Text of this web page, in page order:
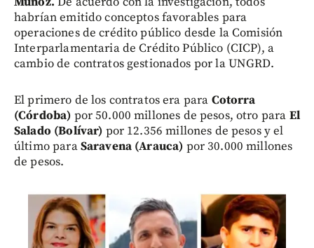
habrían emitido conceptos favorables para
operaciones de crédito público desde la Comisión
Interparlamentaria de Crédito Público (CICP), a
cambio de contratos gestionados por la UNGRD.
El primero de los contratos era para Cotorra
(Córdoba) por 50.000 millones de pesos, otro para El
Salado (Bolívar) por 12.356 millones de pesos y el
último paraSaravena (Arauca) por 30.000 millones
de pesos.